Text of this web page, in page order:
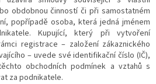
obdobnou činností či při samostatném
popřípadě osoba, která jedná jménem
Kupující, který při vytvoření
registrace – založení zákaznického
– uvede své identifikační číslo (IČ),
obchodních podmínek a vztahů s
za podnikatele.